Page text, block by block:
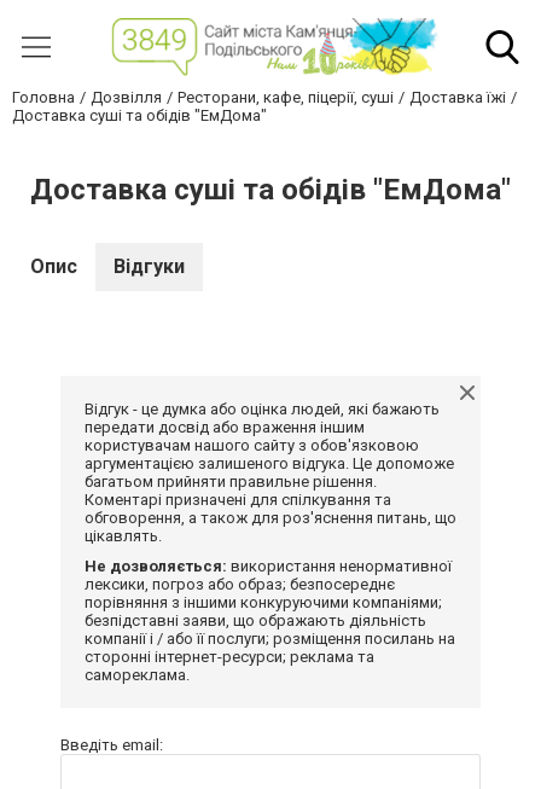
Головна Дозвілля Ресторани, кафе, піцерії, суші
Доставка їжі
Доставка суші та обідів "ЕмДома"
Доставка суші та обідів "ЕмДома"
Опис Відгуки
Відгук - це думка або оцінка людей, які бажають
передати досвід або враження іншим
користувачам нашого сайту з обов'язковою
аргументацією залишеного відгука. Це допоможе
багатьом прийняти правильне рішення.
Коментарі призначені для спілкування та
обговорення, а також для роз'яснення питань, що
цікавлять.
Не дозволяється: використання ненормативної
лексики, погроз або образ; безпосереднє
порівняння з іншими конкуруючими компаніями;
безпідставні заяви, що ображають діяльність
компанії і / або її послуги; розміщення посилань на
сторонні інтернет-ресурси; реклама та
самореклама.
Введіть email: